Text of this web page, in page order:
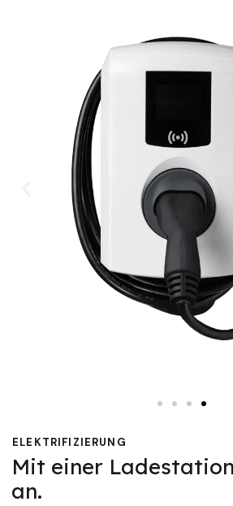
ELEKTRIFIZIERUNG
Mit einer
an.